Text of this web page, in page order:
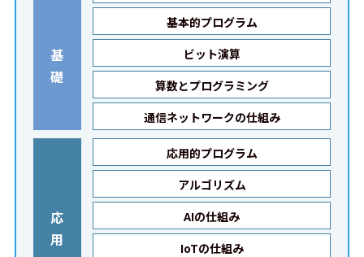
基
礎
基本的プログラム
ビット演算
算数とプログラミング
通信ネットワークの仕組み
応
用
応用的プログラム
アルゴリズム
AIの仕組み
IoTの仕組み